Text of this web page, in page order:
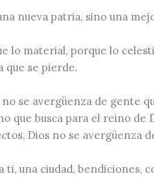
nueva patria, sino una
lo material, porque lo
que se pierde.
no se avergüenza de gente
que busca para el reino de
Dios no se avergüenza
ti, una ciudad, bendiciones,